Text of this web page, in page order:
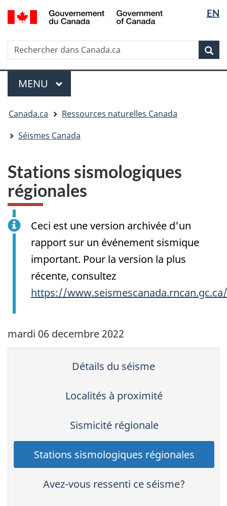
Passer
au
principal
Passer
à
sujet
du
gouvernement »
Passer
à
version
HTML
simplifiée
la
langue
EN
Rechercher
Rechercher
dans
Canada.ca
Menu
MENU PRINCIPAL
êtes
ici
Canada.ca
Ressources naturelles Canada
Séismes Canada
Stations sismologiques
régionales
Ceci est une version archivée d'un
rapport sur un événement sismique
important. Pour la version la plus
récente, consultez
https://
mardi 06 decembre 2022
Détails du séisme
Localités à proximité
Sismicité régionale
Stations sismologiques régionales
Avez-vous ressenti ce séisme?